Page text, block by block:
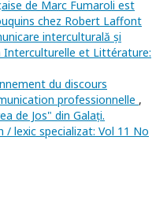
de Marc Fumaroli est
chez Robert Laffont
interculturală și
et Littérature:
du discours
professionnelle ,
de Jos" din Galați.
/ lexic specializat: Vol 11 No